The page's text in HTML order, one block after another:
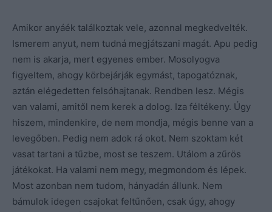
Amikor anyáék találkoztak vele, azonnal megkedvelték.
Ismerem anyut, nem tudná megjátszani magát. Apu pedig
nem is akarja, mert egyenes ember. Mosolyogva
figyeltem, ahogy körbejárják egymást, tapogatóznak,
aztán elégedetten felsóhajtanak. Rendben lesz. Mégis
van valami, amitől nem kerek a dolog. Iza féltékeny. Úgy
hiszem, mindenkire, de nem mondja, mégis benne van a
levegőben. Pedig nem adok rá okot. Nem szoktam két
vasat tartani a tűzbe, most se teszem. Utálom a zűrös
játékokat. Ha valami nem megy, megmondom és lépek.
Most azonban nem tudom, hányadán állunk. Nem
bámulok idegen csajokat feltűnően, csak úgy, ahogy